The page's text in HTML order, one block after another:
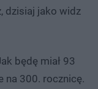
dzisiaj jako widz
będę miał 93
na 300. rocznicę.